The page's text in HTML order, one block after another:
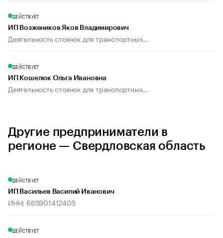
ДЕЙСТВУЕТ
ИП Возжеников Яков Владимирович
Деятельность стоянок для транспортных...
ДЕЙСТВУЕТ
ИП Кошелюк Ольга Ивановна
Деятельность стоянок для транспортных...
Другие предприниматели в
регионе — Свердловская область
ДЕЙСТВУЕТ
ИП Васильев Василий Иванович
ИНН: 665901412405
ДЕЙСТВУЕТ